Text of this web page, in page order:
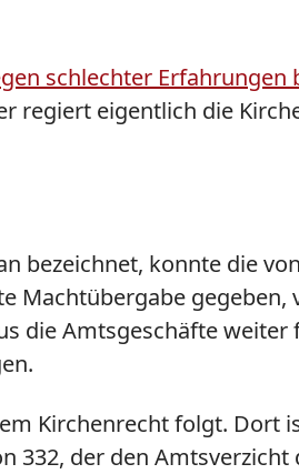
schlechter
regiert eigentlich die
bezeichnet, konnte die
Machtübergabe gegeben,
die Amtsgeschäfte weiter
Kirchenrecht folgt. Dort
332, der den